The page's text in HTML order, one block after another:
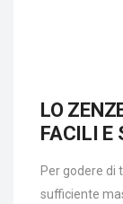
LO
FACILI E
Per godere di
sufficiente